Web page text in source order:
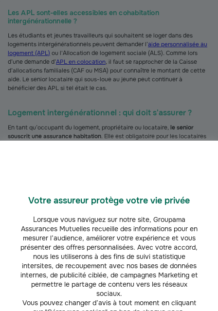
Votre assureur protège votre vie privée
Lorsque vous naviguez sur notre site, Groupama
Assurances Mutuelles recueille des informations pour en
mesurer l’audience, améliorer votre expérience et vous
présenter des offres personnalisées. Avec votre accord,
nous les utiliserons à des fins de suivi statistique
intersites, de recoupement avec nos bases de données
internes, de publicité ciblée, de campagnes Marketing et
permettre le partage de contenu vers les réseaux
sociaux.
Vous pouvez changer d’avis à tout moment en cliquant
Les APL sont-elles accessibles en cohabitation
intergénérationnelle ?
Les étudiants et jeunes travailleurs qui souhaitent se loger dans des
logements intergénérationnels peuvent demander l’aide personnalisée au
logement (APL) ou l'Allocation de logement sociale (ALS). Comme lors
d’une demande d’APL en colocation, il faut se rapprocher de la Caisse
d’allocations familiales (CAF ou MSA) pour connaître le montant de cette
aide. Le senior locataire qui sous-loue au jeune peut continuer à
bénéficier des APL si tel était le cas.
Logement intergénérationnel : qui doit s'assurer ?
En tant qu’occupant du logement, propriétaire ou locataire, le senior
souscrit une assurance habitation. Elle est obligatoire pour les locataires
intergénérationnel
Quelle est la durée maximale d'un contrat de cohabitation
intergénérationnelle ?
Il n’existe pas de durée maximale légale pour un contrat de cohabitation
intergénérationnelle. Les deux parties s’entendent sur sa durée. Si l’une ou
l’autre des personnes veut mettre fin à cette cohabitation, elle doit donner
un préavis d’un mois 2)à l’autre personne.
Peut-on faire une cohabitation intergénérationnelle en
logement locatif (non propriétaire) ?